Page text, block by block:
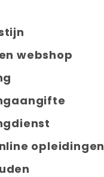
webshop
opleidingen